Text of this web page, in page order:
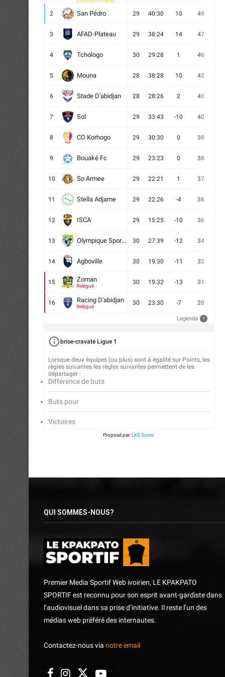
2 San Pédro 29 40:30 10 49
3 AFAD-Plateau 29 38:24 14 47
4 Tchologo 30 29:28 1 46
5 Mouna 28 38:28 10 42
6 Stade D'abidjan 28 28:26 2 40
7 Sol 29 33:43 -10 40
8 CO Korhogo 29 30:30 0 38
9 Bouaké Fc 29 23:23 0 38
10 So Armee 29 22:21 1 37
11 Stella Adjame 29 22:26 -4 36
12 ISCA 29 15:25 -10 36
13 Olympique Sport d'Abobo FC 30 27:39 -12 34
14 Agboville 30 19:30 -11 32
15 Zoman
Relégué
30 19:32 -13 31
16 Racing D'abidjan
Relégué
30 23:30 -7 28
Legenda ?
brise-cravate Ligue 1
Lorsque deux équipes (ou plus) sont à égalité sur Points, les
règles suivantes les règles suivantes permettent de les
départager :
Différence de buts
Buts pour
Victoires
Proposé par LKS Score
QUI SOMMES-NOUS?
Premier Media Sportif Web ivoirien, LE KPAKPATO
SPORTIF est reconnu pour son esprit avant-gardiste dans
l’audiovisuel dans sa prise d’initiative. Il reste l’un des
médias web préféré des internautes.
Contactez-nous via notre email